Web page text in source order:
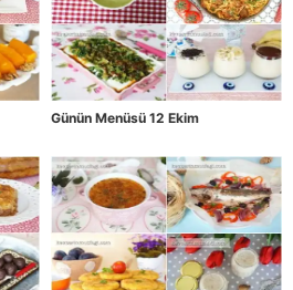
Günün Menüsü 12 Ekim